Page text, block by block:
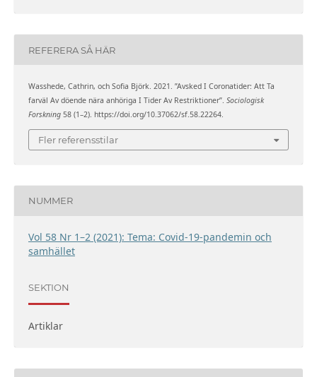
REFERERA SÅ HÄR
Wasshede, Cathrin, och Sofia Björk. 2021. ”Avsked I Coronatider: Att Ta
farväl Av döende nära anhöriga I Tider Av Restriktioner”. Sociologisk
Forskning58 (1–2). https://doi.org/10.37062/sf.58.22264.
Fler referensstilar
NUMMER
Vol 58 Nr 1–2 (2021): Tema: Covid-19-pandemin och
samhället
SEKTION
Artiklar